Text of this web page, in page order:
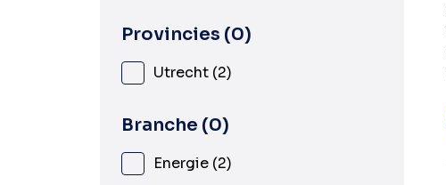
Provincies 0
Utrecht 2
Branche 0
Energie 2